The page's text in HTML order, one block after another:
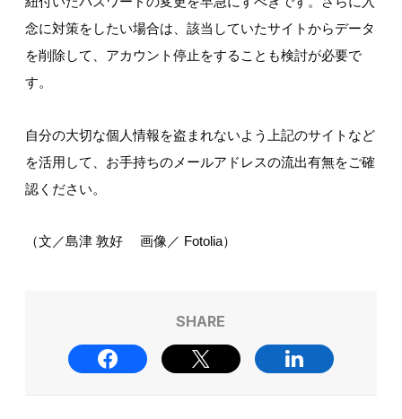
念に対策をしたい場合は、該当していたサイトからデータ
を削除して、アカウント停止をすることも検討が必要で
す。
自分の大切な個人情報を盗まれないよう上記のサイトなど
を活用して、お手持ちのメールアドレスの流出有無をご確
認ください。
（文／島津 敦好 画像／ Fotolia）
SHARE